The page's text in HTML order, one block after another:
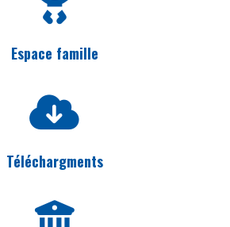
Espace famille
Téléchargments